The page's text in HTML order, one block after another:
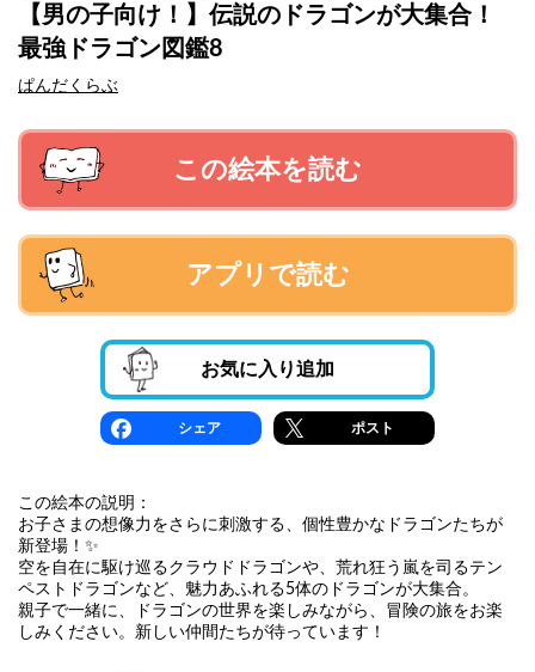
【男の子向け！】伝説のドラゴンが大集合！
最強ドラゴン図鑑8
ぱんだくらぶ
この絵本を読む
アプリで読む
お気に入り追加
シェア ポスト
この絵本の説明：
お子さまの想像力をさらに刺激する、個性豊かなドラゴンたちが
新登場！✨
空を自在に駆け巡るクラウドドラゴンや、荒れ狂う嵐を司るテン
ペストドラゴンなど、魅力あふれる5体のドラゴンが大集合。
親子で一緒に、ドラゴンの世界を楽しみながら、冒険の旅をお楽
しみください。新しい仲間たちが待っています！